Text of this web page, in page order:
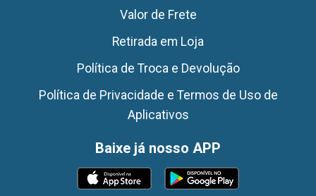
Valor de Frete
Retirada em Loja
Política de Troca e Devolução
Política de Privacidade e Termos de Uso de
Aplicativos
Baixe já nosso APP